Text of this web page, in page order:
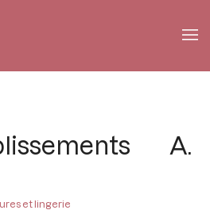
A.
et lingerie